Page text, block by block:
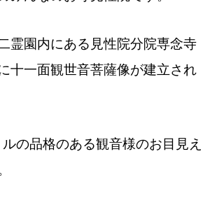
霊園内にある見性院分院専念寺
十一面観世音菩薩像が建立され
の品格のある観音様のお目見え